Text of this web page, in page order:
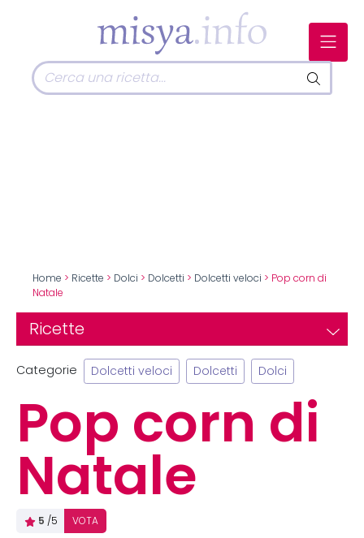
Home > Ricette > Dolci > Dolcetti > Dolcetti veloci > Pop corn di
Natale
Ricette
Categorie Dolcetti veloci Dolcetti Dolci
Pop corn di
Natale
5 /5 VOTA